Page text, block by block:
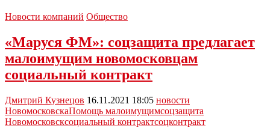
Новости компаний Общество
«Маруся ФМ»: соцзащита предлагает
малоимущим новомосковцам
социальный контракт
Дмитрий Кузнецов 16.11.2021 18:05 новости
НовомосковскаПомощь малоимущимсоцзащита
Новомосковсксоциальный контрактсоцконтракт